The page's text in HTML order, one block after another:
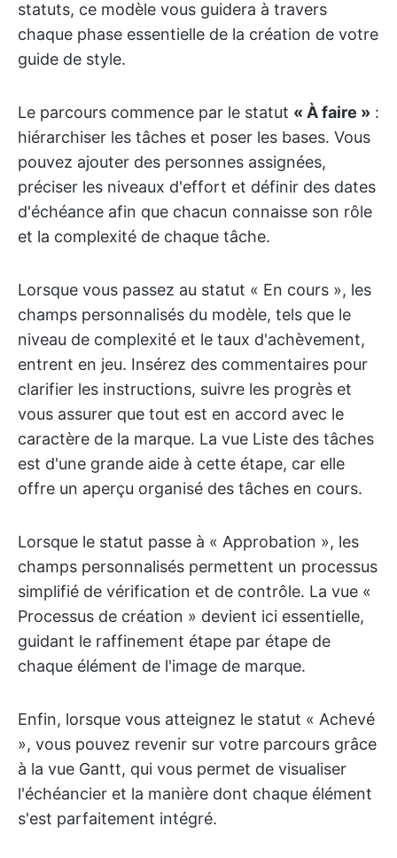
statuts, ce modèle vous guidera à travers
chaque phase essentielle de la création de votre
guide de style.
Le parcours commence par le statut « À faire » :
hiérarchiser les tâches et poser les bases. Vous
pouvez ajouter des personnes assignées,
préciser les niveaux d'effort et définir des dates
d'échéance afin que chacun connaisse son rôle
et la complexité de chaque tâche.
Lorsque vous passez au statut « En cours », les
champs personnalisés du modèle, tels que le
niveau de complexité et le taux d'achèvement,
entrent en jeu. Insérez des commentaires pour
clarifier les instructions, suivre les progrès et
vous assurer que tout est en accord avec le
caractère de la marque. La vue Liste des tâches
est d'une grande aide à cette étape, car elle
offre un aperçu organisé des tâches en cours.
Lorsque le statut passe à « Approbation », les
champs personnalisés permettent un processus
simplifié de vérification et de contrôle. La vue «
Processus de création » devient ici essentielle,
guidant le raffinement étape par étape de
chaque élément de l'image de marque.
Enfin, lorsque vous atteignez le statut « Achevé
», vous pouvez revenir sur votre parcours grâce
à la vue Gantt, qui vous permet de visualiser
l'échéancier et la manière dont chaque élément
s'est parfaitement intégré.